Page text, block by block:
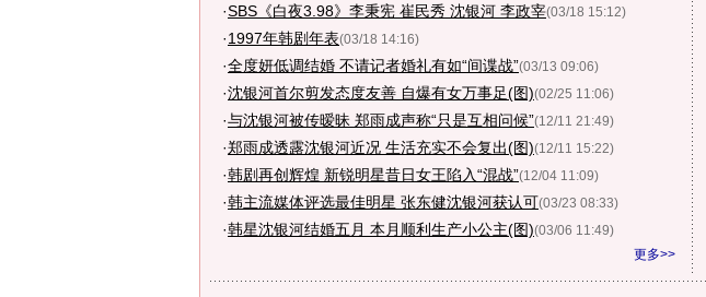
·SBS《白夜3.98》李秉宪 崔民秀 沈银河 李政宰(03/18 15:12)
·1997年韩剧年表(03/18 14:16)
·全度妍低调结婚 不请记者婚礼有如“间谍战”(03/13 09:06)
·沈银河首尔剪发态度友善 自爆有女万事足(图)(02/25 11:06)
·与沈银河被传暧昧 郑雨成声称“只是互相问候”(12/11 21:49)
·郑雨成透露沈银河近况 生活充实不会复出(图)(12/11 15:22)
·韩剧再创辉煌 新锐明星昔日女王陷入“混战”(12/04 11:09)
·韩主流媒体评选最佳明星 张东健沈银河获认可(03/23 08:33)
·韩星沈银河结婚五月 本月顺利生产小公主(图)(03/06 11:49)
更多>>